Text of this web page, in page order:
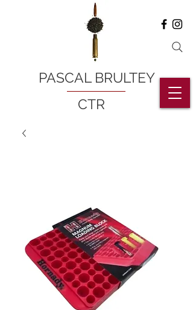
PASCAL BRULTEY
CTR